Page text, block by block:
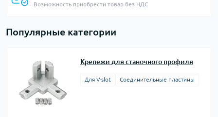
Возможность приобрести товар без НДС
Популярные категории
Крепежи для станочного профиля
Для V-slot Соединительные пластины